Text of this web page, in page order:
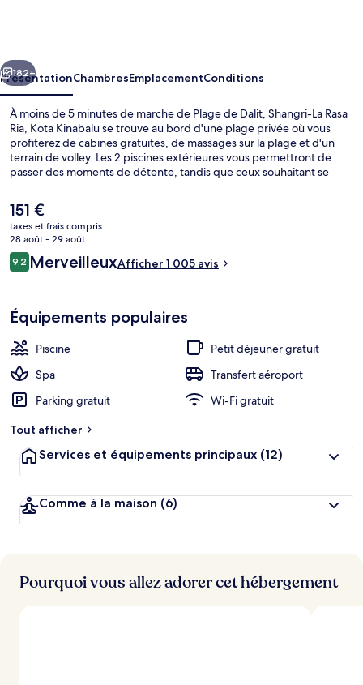
Kota
Kinabalu
Suivant
182+
PrésentationChambresEmplacementConditions
À moins de 5 minutes de marche de Plage de Dalit, Shangri-La Rasa
Ria, Kota Kinabalu se trouve au bord d'une plage privée où vous
profiterez de cabines gratuites, de massages sur la plage et d'un
terrain de volley. Les 2 piscines extérieures vous permettront de
passer des moments de détente, tandis que ceux souhaitant se
enveloppements corporels et des soins du visage. L'établissement
Kozan Teppanyaki, l'un des 5 restaurants, sert des spécialités
Cuisine japonaise et est ouvert pour le déjeuner et le dîner. Ce
complexe touristique de luxe abrite en outre 2 bars/lounges, un
terrain de golf et une navette vers et depuis l'aéroport. Les autres
voyageurs ne disent que du bien en ce qui concerne le personnel
Le
prix
actuel
est
de
151 €
taxes et frais compris
28 août - 29 août
Avis
voyageurs
9,29,2 sur 10
MerveilleuxAfficher 1 005 avis
Équipements populaires
Piscine
Petit déjeuner gratuit
Spa
Transfert aéroport
Parking gratuit
Wi-Fi gratuit
Tout afficher
Services et équipements principaux (12)
Comme à la maison (6)
Pourquoi vous allez adorer cet hébergement